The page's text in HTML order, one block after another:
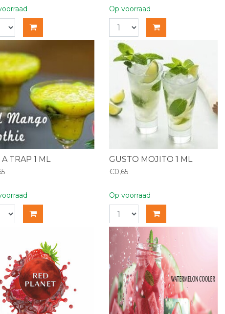
Op voorraad
A TRAP 1 ML GUSTO MOJITO 1 ML
€0,65
Op voorraad